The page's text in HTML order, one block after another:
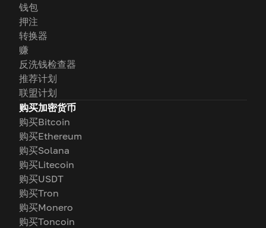
钱包
押注
转换器
赚
反洗钱检查器
推荐计划
联盟计划
购买加密货币
购买Bitcoin
购买Ethereum
购买Solana
购买Litecoin
购买USDT
购买Tron
购买Monero
购买Toncoin